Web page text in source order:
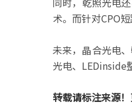
术。而针对CPO
未来，晶合光电
光电、LEDinside
转载请标注来源